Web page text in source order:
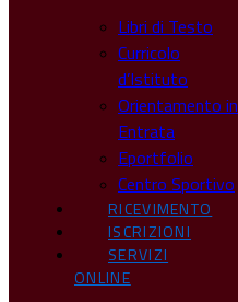
Libri di Testo
Curricolo
d’Istituto
Orientamento in
Entrata
Eportfolio
Centro Sportivo
RICEVIMENTO
ISCRIZIONI
SERVIZI
ONLINE